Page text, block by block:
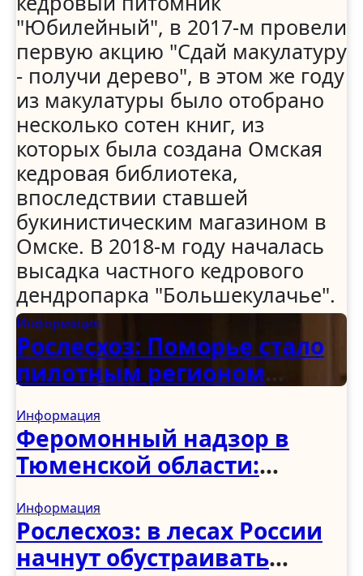
"Юбилейный", в 2017-м провели
первую акцию "Сдай макулатуру
- получи дерево", в этом же году
из макулатуры было отобрано
несколько сотен книг, из
которых была создана Омская
кедровая библиотека,
впоследствии ставшей
букинистическим магазином в
Омске. В 2018-м году началась
высадка частного кедрового
дендропарка "Большекулачье".
Информация
Рослесхоз: Поморье стало
пилотным регионом
восстановлению
деревянных храмов
Информация
Феромонный надзор в
Тюменской области:
вредителей
Информация
Рослесхоз: в лесах России
начнут обустраивать